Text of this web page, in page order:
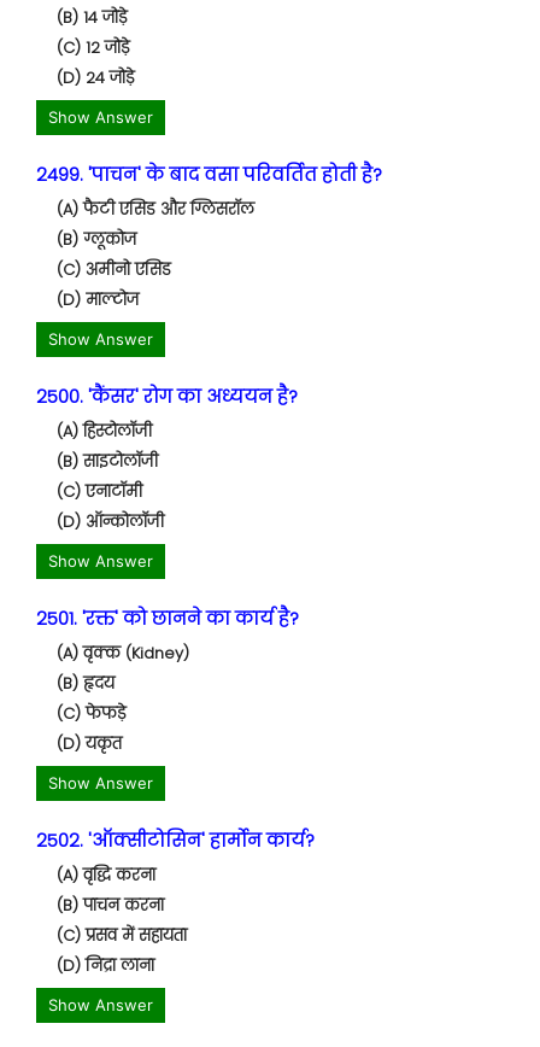
(B) 14 जोड़े
(C) 12 जोड़े
(D) 24 जोड़े
Show Answer
2499. 'पाचन' के बाद वसा परिवर्तित होती है?
(A) फैटी एसिड और ग्लिसरॉल
(B) ग्लूकोज
(C) अमीनो एसिड
(D) माल्टोज
Show Answer
2500. 'कैंसर' रोग का अध्ययन है?
(A) हिस्टोलॉजी
(B) साइटोलॉजी
(C) एनाटॉमी
(D) ऑन्कोलॉजी
Show Answer
2501. 'रक्त' को छानने का कार्य है?
(A) वृक्क (Kidney)
(B) हृदय
(C) फेफड़े
(D) यकृत
Show Answer
2502. 'ऑक्सीटोसिन' हार्मोन कार्य?
(A) वृद्धि करना
(B) पाचन करना
(C) प्रसव में सहायता
(D) निद्रा लाना
Show Answer